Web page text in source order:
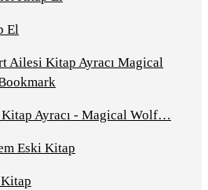
El
Ayracı - Magical Wolf…